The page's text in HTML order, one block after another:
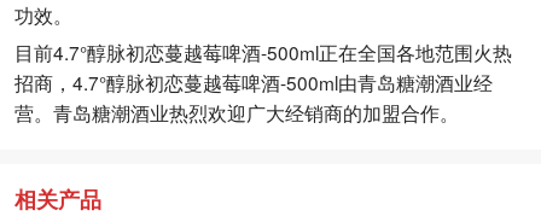
功效。
目前4.7°醇脉初恋蔓越莓啤酒-500ml正在全国各地范围火热
招商，4.7°醇脉初恋蔓越莓啤酒-500ml由青岛糖潮酒业经
营。青岛糖潮酒业热烈欢迎广大经销商的加盟合作。
相关产品